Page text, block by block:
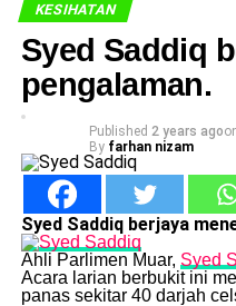
KESIHATAN
Syed Saddiq
pengalaman.
Published 2 years ago
By farhan nizam
Syed Saddiq berjaya
Ahli Parlimen Muar, Syed
Acara larian berbukit ini
panas sekitar 40 darjah